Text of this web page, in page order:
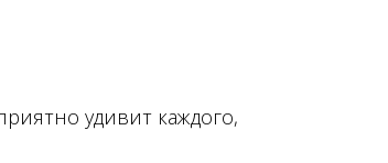
удивит каждого,